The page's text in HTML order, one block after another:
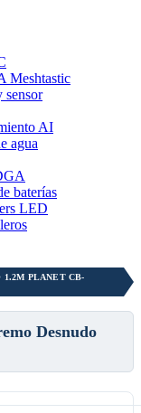
Meshtastic
sensor
AI
agua
baterías
LED
1.2M PLANET CB-
Desnudo